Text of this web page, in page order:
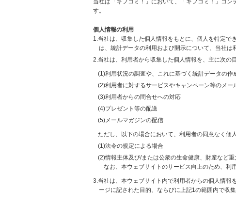
当社は「ギフコミ！」において、「ギフコミ！」コ
す。
個人情報の利用
1.当社は、収集した個人情報をもとに、個人を特定
は、統計データの利用および開示について、当社は
2.当社は、利用者から収集した個人情報を、主に次の
(1)利用状況の調査や、これに基づく統計データの作
(2)利用者に対するサービスやキャンペーン等のメ
(3)利用者からの問合せへの対応
(4)プレゼント等の配送
(5)メールマガジンの配信
ただし、以下の場合において、利用者の同意なく個
(1)法令の規定による場合
(2)情報主体及び/または公衆の生命健康、財産など
なお、本ウェブサイトのサービス向上のため、利
3.当社は、本ウェブサイト内で利用者からの個人情報
ージに記された目的、ならびに上記1の範囲内で収